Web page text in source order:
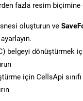
fazla resim biçimine
oluşturun ve
belgeyi dönüştürmek
için CellsApi